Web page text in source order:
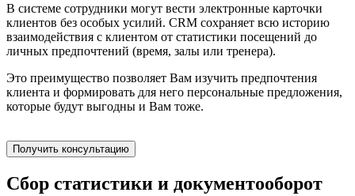
В системе сотрудники могут вести электронные карточки
клиентов без особых усилий. CRM сохраняет всю историю
взаимодействия с клиентом от статистики посещений до
личных предпочтений (время, залы или тренера).
Это преимущество позволяет Вам изучить предпочтения
клиента и формировать для него персональные предложения,
которые будут выгодны и Вам тоже.
Получить консультацию
Сбор статистики и документооборот